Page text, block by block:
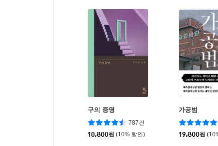
구의 증명
787건
10,800원 (10% 할인)
가공범
19,800원